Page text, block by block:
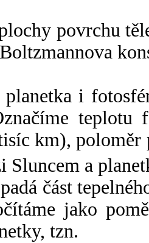
povrchu
planetka i
km),
Sluncem a
část
jako
tzn.